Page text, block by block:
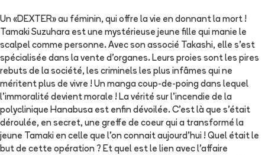
Un «DEXTER» au féminin, qui offre la vie en donnant la mort !
Tamaki Suzuhara est une mystérieuse jeune fille qui manie le
scalpel comme personne. Avec son associé Takashi, elle s'est
spécialisée dans la vente d'organes. Leurs proies sont les pires
rebuts de la société, les criminels les plus infâmes qui ne
méritent plus de vivre ! Un manga coup-de-poing dans lequel
l'immoralité devient morale ! La vérité sur l'incendie de la
polyclinique Hanabusa est enfin dévoilée. C'est là que s'était
déroulée, en secret, une greffe de coeur qui a transformé la
jeune Tamaki en celle que l'on connait aujourd'hui ! Quel était le
but de cette opération ? Et quel est le lien avec l'affaire